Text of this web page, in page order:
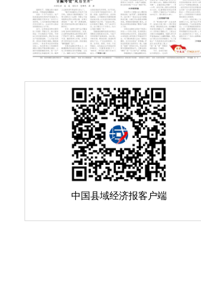
中国县域经济报客户端